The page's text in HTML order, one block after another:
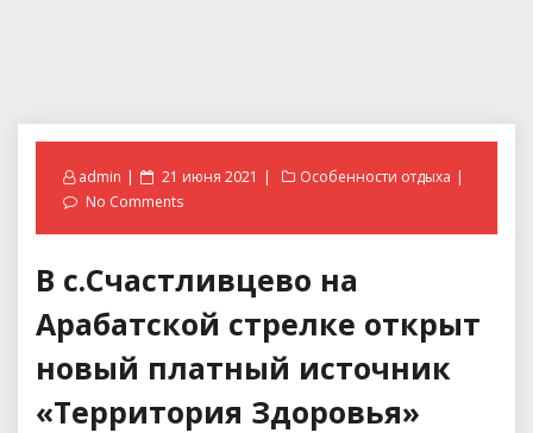
admin
Posted
on
21 июня 2021
Особенности отдыха
No Comments
В с.Счастливцево на
Арабатской стрелке открыт
новый платный источник
«Территория Здоровья»